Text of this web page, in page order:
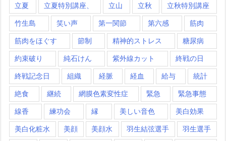
立夏 立夏特別講座、 立山 立秋 立秋特別講座
竹生島 笑い声 第一関節 第六感 筋肉
筋肉をほぐす 節制 精神的ストレス 糖尿病
約束破り 純石けん 紫外線カット 終戦の日
終戦記念日 組織 経脈 経血 給与 統計
絶食 継続 網膜色素変性症 緊急 緊急事態
線香 練功会 縁 美しい音色 美白効果
美白化粧水 美顔 美顔水 羽生結弦選手 羽生選手